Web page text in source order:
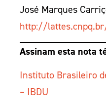
José Marques
http://
Assinam esta nota
Instituto Brasileiro
– IBDU